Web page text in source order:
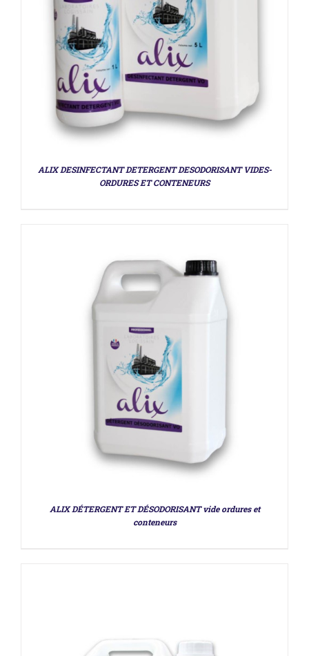
ALIX DESINFECTANT DETERGENT DESODORISANT VIDES-
ORDURES ET CONTENEURS
ALIX DÉTERGENT ET DÉSODORISANT vide ordures et
conteneurs
DÉTAILS